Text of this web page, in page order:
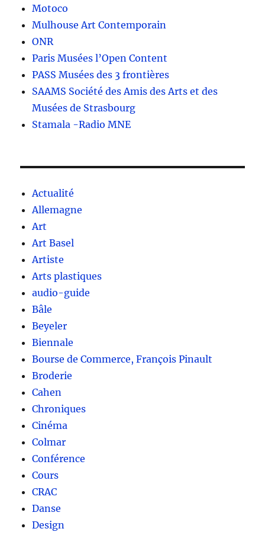
Motoco
Mulhouse Art Contemporain
ONR
Paris Musées l’Open Content
PASS Musées des 3 frontières
SAAMS Société des Amis des Arts et des
Musées de Strasbourg
Stamala -Radio MNE
Actualité
Allemagne
Art
Art Basel
Artiste
Arts plastiques
audio-guide
Bâle
Beyeler
Biennale
Bourse de Commerce, François Pinault
Broderie
Cahen
Chroniques
Cinéma
Colmar
Conférence
Cours
CRAC
Danse
Design